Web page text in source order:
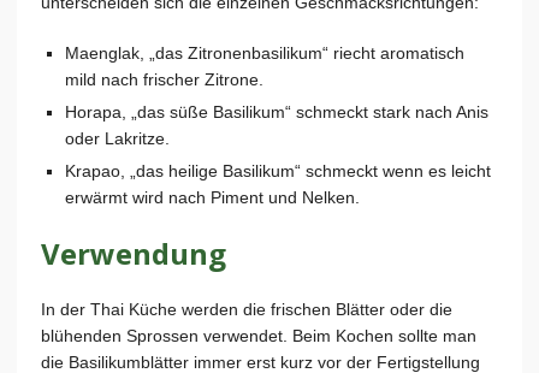
Maenglak, „das Zitronenbasilikum“ riecht aromatisch
mild nach frischer Zitrone.
Horapa, „das süße Basilikum“ schmeckt stark nach Anis
oder Lakritze.
Krapao, „das heilige Basilikum“ schmeckt wenn es leicht
erwärmt wird nach Piment und Nelken.
Verwendung
In der Thai Küche werden die frischen Blätter oder die
blühenden Sprossen verwendet. Beim Kochen sollte man
die Basilikumblätter immer erst kurz vor der Fertigstellung